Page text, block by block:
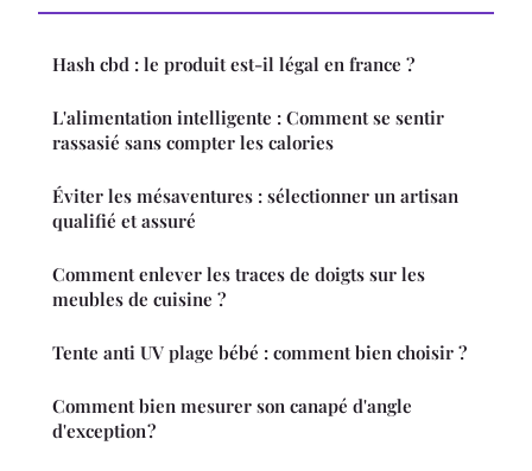
Hash cbd : le produit est-il légal en france ?
L'alimentation intelligente : Comment se sentir
rassasié sans compter les calories
Éviter les mésaventures : sélectionner un artisan
qualifié et assuré
Comment enlever les traces de doigts sur les
meubles de cuisine ?
Tente anti UV plage bébé : comment bien choisir ?
Comment bien mesurer son canapé d'angle
d'exception ?